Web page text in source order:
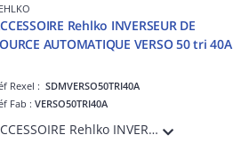
Rehlko INVERSEUR DE
AUTOMATIQUE VERSO 50 tri 40A
Rexel :SDMVERSO50TRI40A
Fab :VERSO50TRI40A
ACCESSOIRE Rehlko INVERSEUR DE SOURCE AUTOMATIQUE VERSO 50 tri 40A